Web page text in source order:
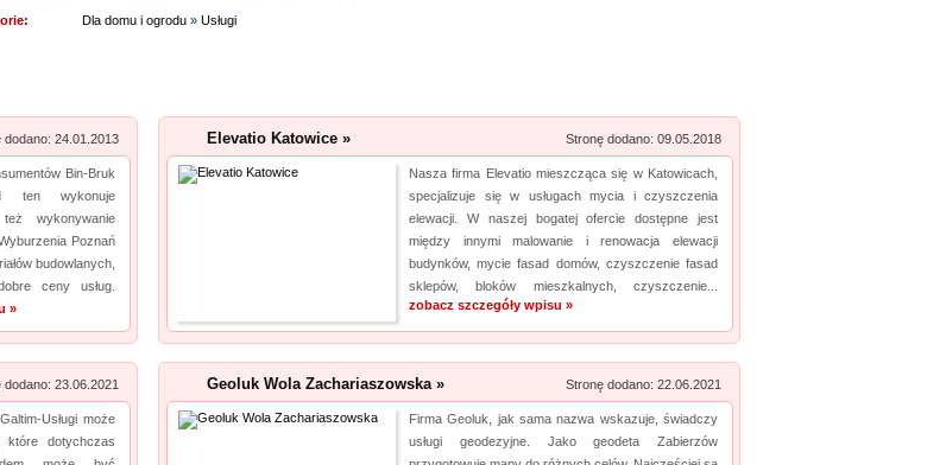
Dla domu i ogrodu » Usługi
dodano: 24.01.2013
Bin-Bruk
ten wykonuje
wykonywanie
Poznań
budowlanych,
ceny usług.
»
Elevatio Katowice » Stronę dodano: 09.05.2018
Nasza firma Elevatio mieszcząca się w Katowicach,
specjalizuje się w usługach mycia i czyszczenia
elewacji. W naszej bogatej ofercie dostępne jest
między innymi malowanie i renowacja elewacji
budynków, mycie fasad domów, czyszczenie fasad
sklepów, bloków mieszkalnych, czyszczenie...
zobacz szczegóły wpisu »
dodano: 23.06.2021
Usługi może
dotychczas
Geoluk Wola Zachariaszowska » Stronę dodano: 22.06.2021
Firma Geoluk, jak sama nazwa wskazuje, świadczy
usługi geodezyjne. Jako geodeta Zabierzów